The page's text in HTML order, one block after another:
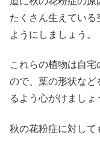
たくさん生えてい
ようにしましょう。
これらの植物は自
ので、葉の形状など
るよう心がけましょ
秋の花粉症に対して